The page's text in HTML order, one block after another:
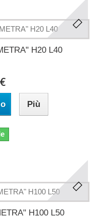
H20 L40
Più
H100 L50